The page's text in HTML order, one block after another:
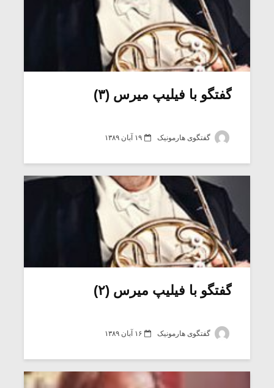
گفتگو با فیلیپ میرس (۳)
گفتگوی هارمونیک ۱۹ آبان ۱۳۸۹
گفتگو با فیلیپ میرس (۲)
گفتگوی هارمونیک ۱۶ آبان ۱۳۸۹